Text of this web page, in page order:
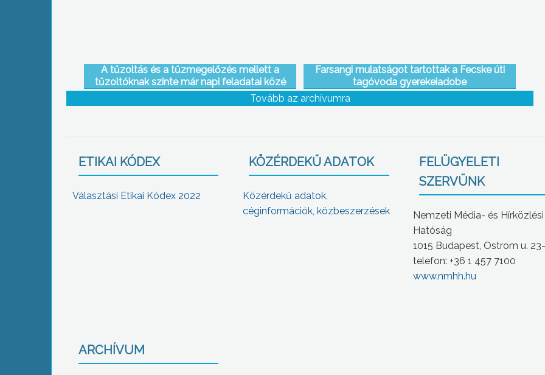
A tűzoltás és a tűzmegelőzés mellett a
tűzoltóknak szinte már napi feladatai közé
tartozik a műszakimentés is
Farsangi mulatságot tartottak a Fecske úti
tagóvoda gyerekeiadobe
Tovább az archívumra
ETIKAI KÓDEX
Választási Etikai Kódex 2022
KÖZÉRDEKŰ ADATOK
Közérdekű adatok,
céginformációk, közbeszerzések
FELÜGYELETI
SZERVÜNK
Nemzeti Média- és Hírközlési
Hatóság
1015 Budapest, Ostrom u.
telefon: +36 1 457 7100
www.nmhh.hu
ARCHÍVUM